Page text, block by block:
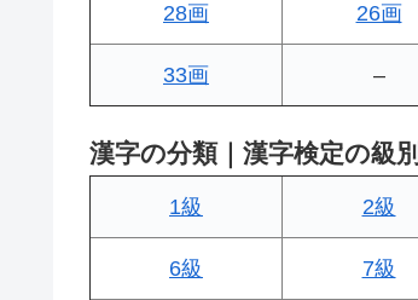
28画 26画
33画 –
漢字の分類｜漢字検定の級別
1級 2級
6級 7級